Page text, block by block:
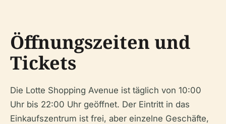
Öffnungszeiten und
Tickets
Die Lotte Shopping Avenue ist täglich von 10:00
Uhr bis 22:00 Uhr geöffnet. Der Eintritt in das
Einkaufszentrum ist frei, aber einzelne Geschäfte,